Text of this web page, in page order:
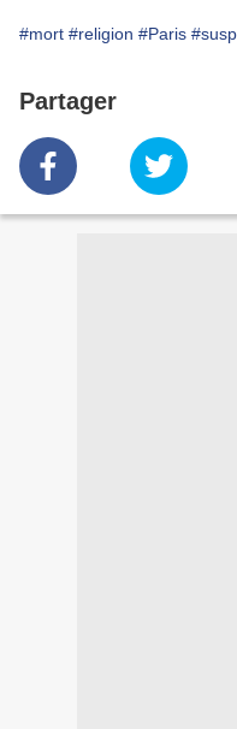
#mort #religion #Paris
Partager